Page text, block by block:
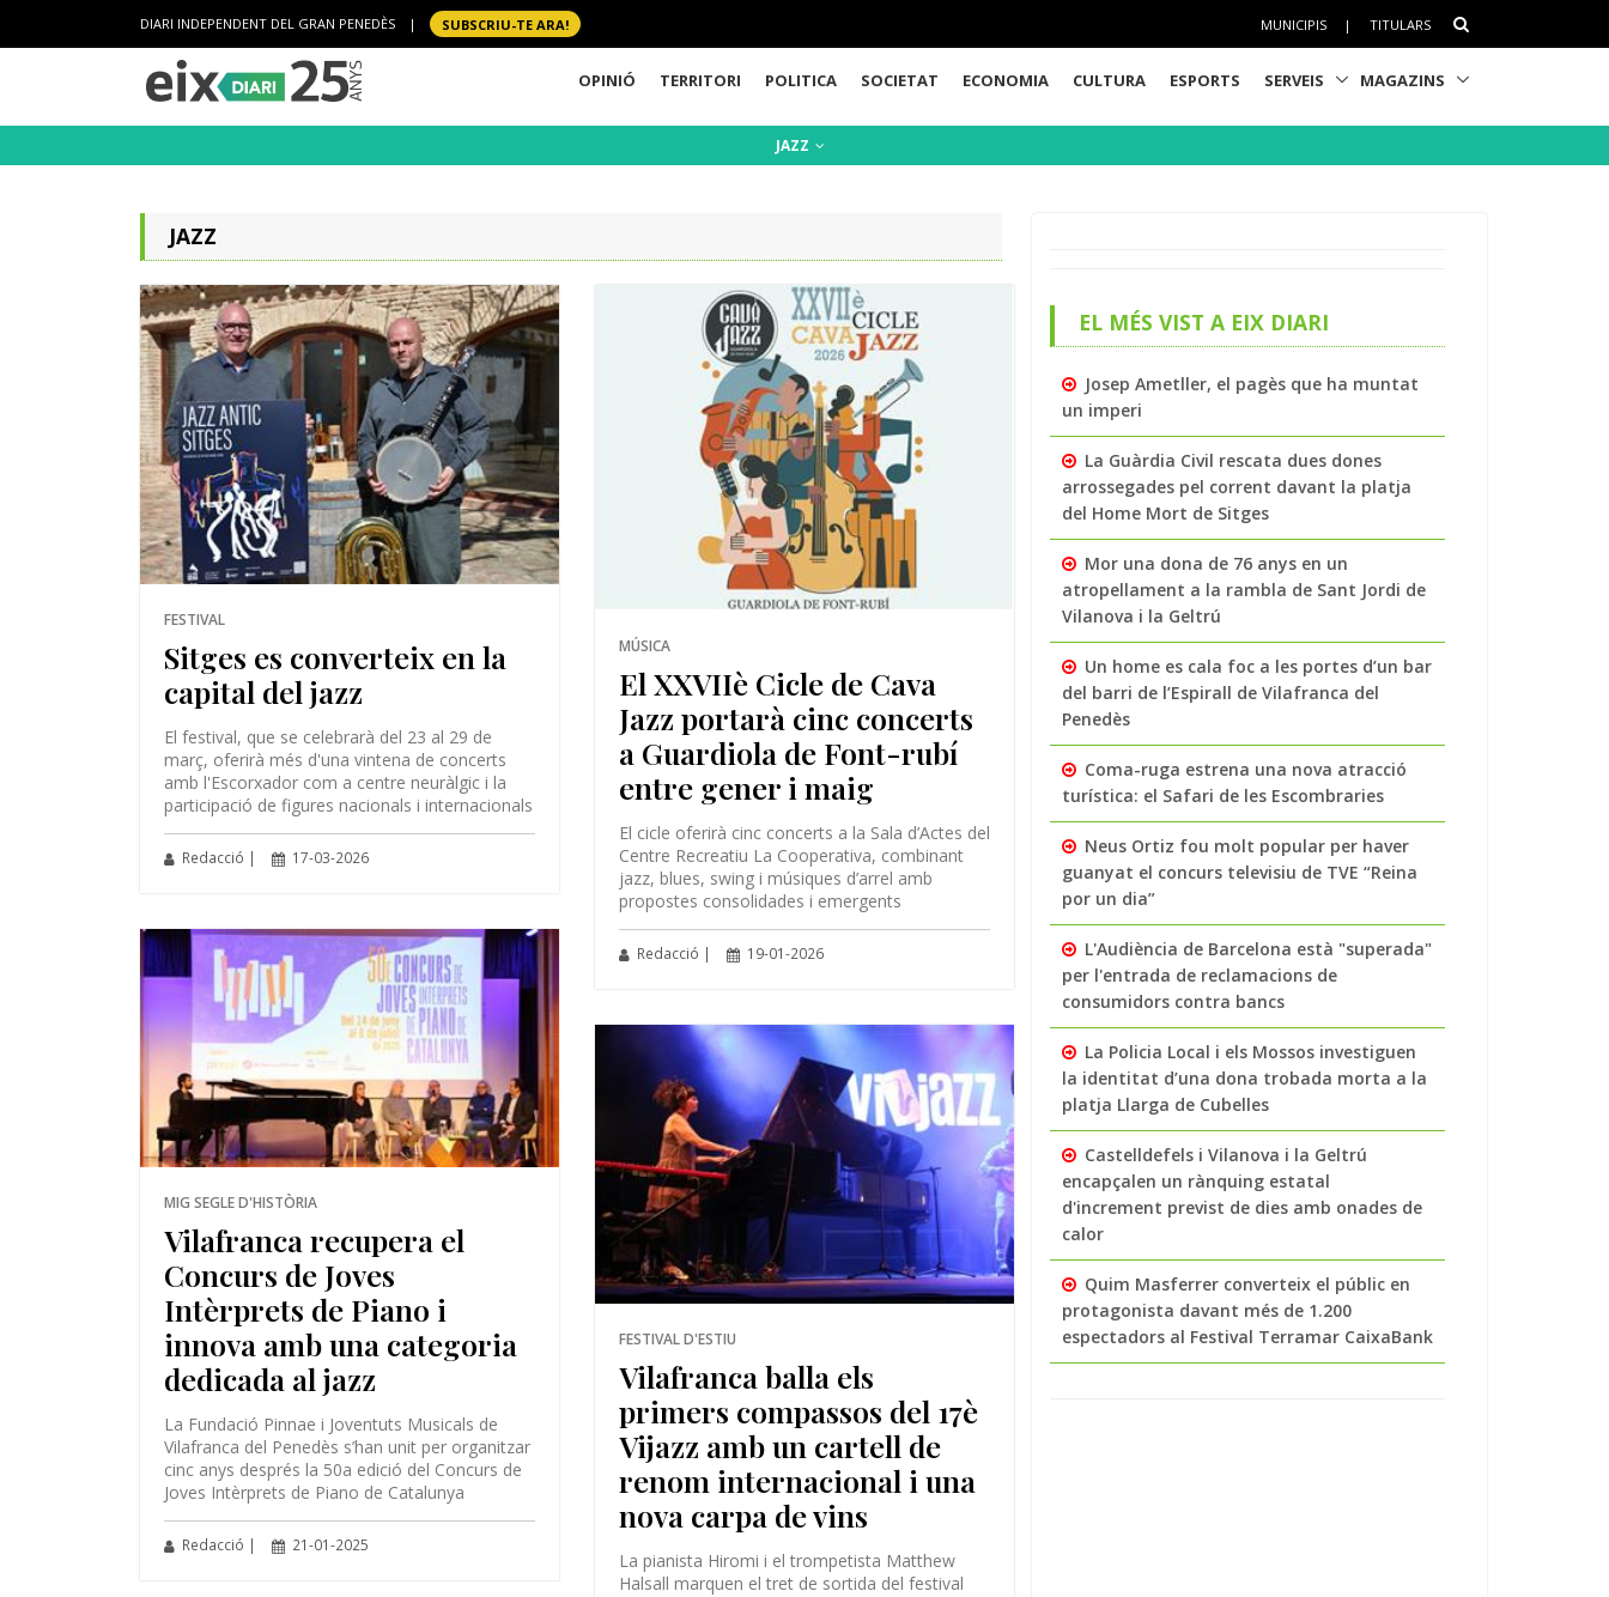
DIARI INDEPENDENT DEL GRAN PENEDÈS | SUBSCRIU-TE ARA! MUNICIPIS | TITULARS
OPINIÓ TERRITORI POLITICA SOCIETAT ECONOMIA CULTURA ESPORTS SERVEIS MAGAZINS
JAZZ
JAZZ
FESTIVAL
Sitges es converteix en la
capital del jazz
El festival, que se celebrarà del 23 al 29 de
març, oferirà més d'una vintena de concerts
amb l'Escorxador com a centre neuràlgic i la
participació de figures nacionals i internacionals
Redacció | 17-03-2026
MÚSICA
El XXVIIè Cicle de Cava
Jazz portarà cinc concerts
a Guardiola de Font-rubí
entre gener i maig
El cicle oferirà cinc concerts a la Sala d’Actes del
Centre Recreatiu La Cooperativa, combinant
jazz, blues, swing i músiques d’arrel amb
propostes consolidades i emergents
Redacció | 19-01-2026
MIG SEGLE D'HISTÒRIA
Vilafranca recupera el
Concurs de Joves
Intèrprets de Piano i
innova amb una categoria
dedicada al jazz
La Fundació Pinnae i Joventuts Musicals de
Vilafranca del Penedès s’han unit per organitzar
cinc anys després la 50a edició del Concurs de
Joves Intèrprets de Piano de Catalunya
Redacció | 21-01-2025
FESTIVAL D'ESTIU
Vilafranca balla els
primers compassos del 17è
Vijazz amb un cartell de
renom internacional i una
nova carpa de vins
La pianista Hiromi i el trompetista Matthew
Halsall marquen el tret de sortida del festival
EL MÉS VIST A EIX DIARI
Josep Ametller, el pagès que ha muntat
un imperi
La Guàrdia Civil rescata dues dones
arrossegades pel corrent davant la platja
del Home Mort de Sitges
Mor una dona de 76 anys en un
atropellament a la rambla de Sant Jordi de
Vilanova i la Geltrú
Un home es cala foc a les portes d’un bar
del barri de l’Espirall de Vilafranca del
Penedès
Coma-ruga estrena una nova atracció
turística: el Safari de les Escombraries
Neus Ortiz fou molt popular per haver
guanyat el concurs televisiu de TVE “Reina
por un dia”
L'Audiència de Barcelona està "superada"
per l'entrada de reclamacions de
consumidors contra bancs
La Policia Local i els Mossos investiguen
la identitat d’una dona trobada morta a la
platja Llarga de Cubelles
Castelldefels i Vilanova i la Geltrú
encapçalen un rànquing estatal
d'increment previst de dies amb onades de
calor
Quim Masferrer converteix el públic en
protagonista davant més de 1.200
espectadors al Festival Terramar CaixaBank